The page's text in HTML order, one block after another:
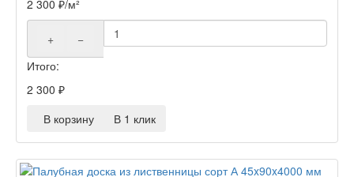
2 300 ₽/м²
+
−
Итого:
2 300 ₽
В корзину
В 1 клик